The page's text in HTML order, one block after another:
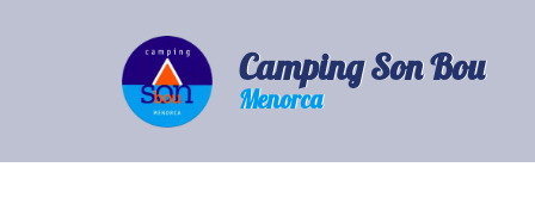
Menorca
Camping Son Bou
Menorca